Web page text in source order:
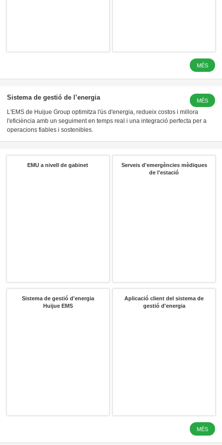
LFP 3.2 V
MÉS
Sistema de gestió de l’energia MÉS
L'EMS de Huijue Group optimitza l'ús d'energia, redueix costos i millora
l'eficiència amb un seguiment en temps real i una integració perfecta per a
operacions fiables i sostenibles.
EMU a nivell de gabinet
Serveis d'emergències mèdiques
de l'estació
Sistema de gestió d'energia
Huijue EMS
Aplicació client del sistema de
gestió d'energia
LFP 3.2 V
MÉS